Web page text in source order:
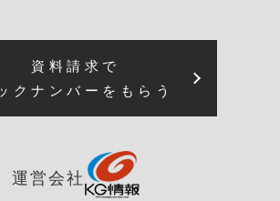
資料請求で
クナンバーをもらう
運営会社